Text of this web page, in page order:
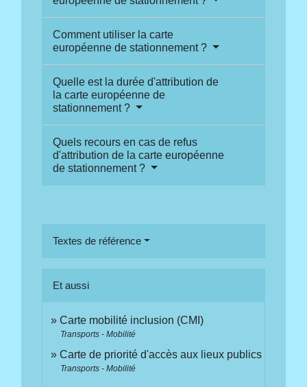
Comment utiliser la carte
européenne de stationnement ?
Quelle est la durée d'attribution de
la carte européenne de
stationnement ?
Quels recours en cas de refus
d'attribution de la carte européenne
de stationnement ?
Textes de référence
Et aussi
Carte mobilité inclusion (CMI)
Transports - Mobilité
Carte de priorité d'accès aux lieux publics
Transports - Mobilité